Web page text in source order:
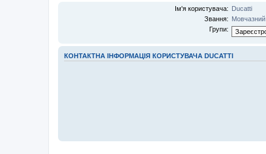
Ім'я користувача: Ducatti
Звання: Мовчазний
Групи:
КОНТАКТНА ІНФОРМАЦІЯ КОРИСТУВАЧА DUCATTI